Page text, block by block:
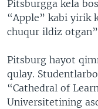
Pitsburgga kela
“Apple” kabi yirik
chuqur ildiz
Pitsburg hayot
qulay.
“Cathedral of
Universitetining